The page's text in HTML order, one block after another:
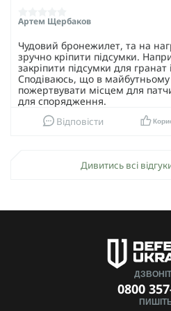
Форм-фактор: аналог IOTV GEN
Топова фурнітура YKK.
Регульовані плечові ремені
Підходить для плит стандарту
стандарти).
Колір: мультикам, піксель,
Артем Щербаков
Чудовий бронежилет, та на
зручно кріпити підсумки.
закріпити підсумки для
Сподіваюсь, що в
пожертвувати місцем для
для спорядження.
Відповісти
Дивитись всі
0800